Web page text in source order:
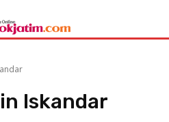
Iskandar